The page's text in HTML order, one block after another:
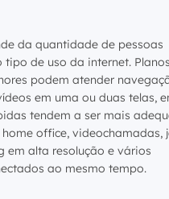
da quantidade de pessoas
tipo de uso da internet.
podem atender
em uma ou duas telas,
tendem a ser mais
office, videochamadas,
em alta resolução e vários
ao mesmo tempo.